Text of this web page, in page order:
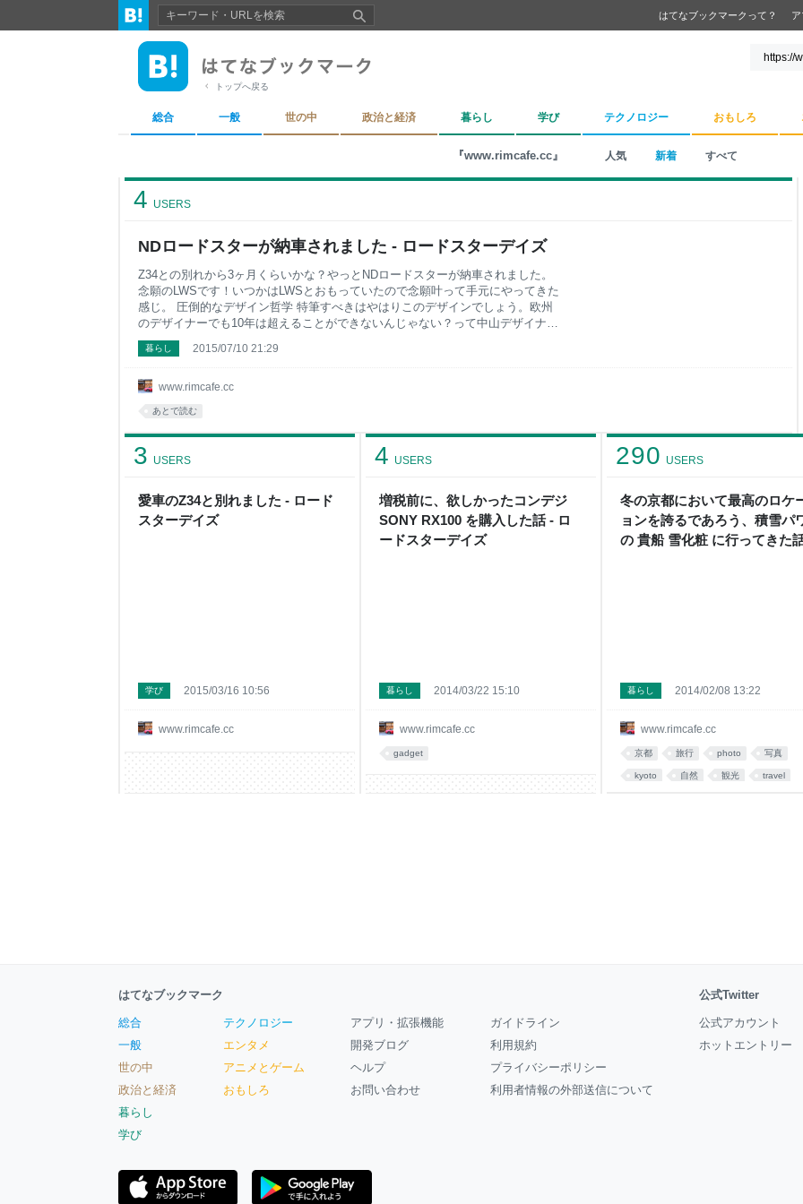
はてなブックマークって？
トップへ戻る
総合 一般 世の中 政治と経済 暮らし 学び テクノロジー おもしろ
『www.rimcafe.cc』 人気 新着 すべて
NDロードスターが納車されました - ロードスターデイズ
4 USERS
www.rimcafe.cc
Z34との別れから3ヶ月くらいかな？やっとNDロードスターが納車されました。
念願のLWSです！いつかはLWSとおもっていたので念願叶って手元にやってきた
感じ。 圧倒的なデザイン哲学 特筆すべきはやはりこのデザインでしょう。欧州
のデザイナーでも10年は超えることができないんじゃない？って中山デザイナー
が言ってたんだけどほんとそう思う。ヘッドライトやフェンダーデザイン、伸び
やかに鋭いリアセクションへの導線もNDロードスターならではの特徴。クラシカ
イン。これはたしかに10年戦って行けそうだ。 純正でここまでのデザインを作り
込むとヘタに社外品のエアロは似合わないし、特にフロントやサイドビューのラ
インについてはいじりようがないボディより上、ウインドスクリーンから上は黒
で統一されてるのも凄まじい個性を感じるところ。 ロータスと並ん
暮らし 2015/07/10 21:29
あとで読む
愛車のZ34と別れました - ロード
スターデイズ
3 USERS
www.rimcafe.cc
学び 2015/03/16 10:56
増税前に、欲しかったコンデジ
SONY RX100 を購入した話 - ロ
ードスターデイズ
4 USERS
www.rimcafe.cc
暮らし 2014/03/22 15:10
gadget
冬の京都において最高のロケ
ョンを誇るであろう、積雪パ
の 貴船 雪化粧 に行ってきた
290 USERS
www.rimcafe.cc
暮らし 2014/02/08 13:22
京都 旅行 photo 写真
kyoto 自然 観光 travel
はてなブックマーク
総合
一般
世の中
政治と経済
暮らし
学び
テクノロジー
エンタメ
アニメとゲーム
おもしろ
アプリ・拡張機能
開発ブログ
ヘルプ
お問い合わせ
ガイドライン
利用規約
プライバシーポリシー
利用者情報の外部送信について
公式Twitter
公式アカウント
ホットエントリー